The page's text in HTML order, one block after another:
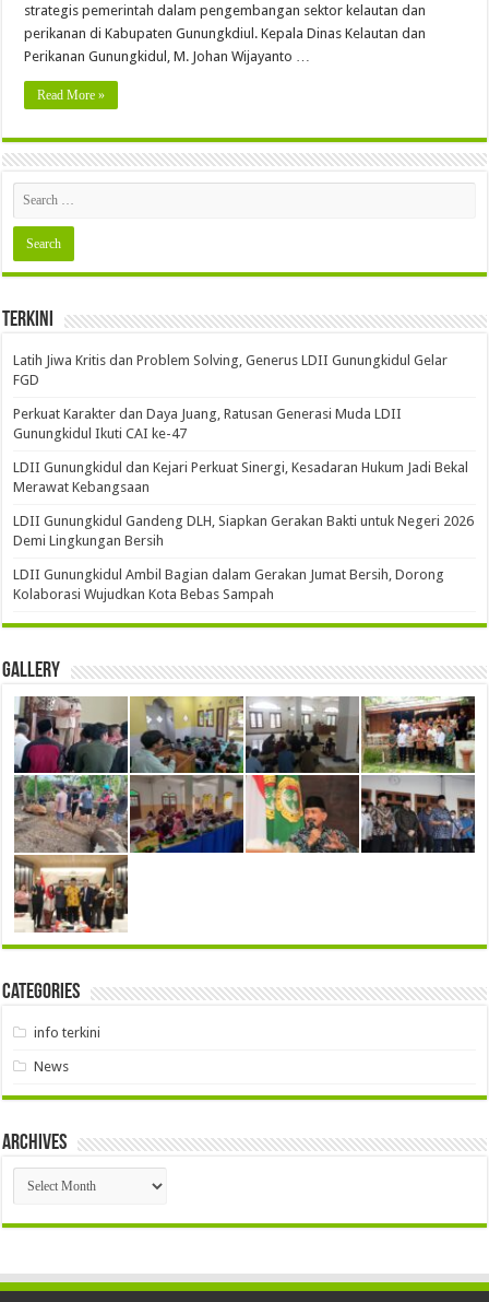
strategis pemerintah dalam pengembangan sektor kelautan dan
perikanan di Kabupaten Gunungkdiul. Kepala Dinas Kelautan dan
Perikanan Gunungkidul, M. Johan Wijayanto …
Read More »
Terkini
Latih Jiwa Kritis dan Problem Solving, Generus LDII Gunungkidul Gelar
FGD
Perkuat Karakter dan Daya Juang, Ratusan Generasi Muda LDII
Gunungkidul Ikuti CAI ke-47
LDII Gunungkidul dan Kejari Perkuat Sinergi, Kesadaran Hukum Jadi Bekal
Merawat Kebangsaan
LDII Gunungkidul Gandeng DLH, Siapkan Gerakan Bakti untuk Negeri 2026
Demi Lingkungan Bersih
LDII Gunungkidul Ambil Bagian dalam Gerakan Jumat Bersih, Dorong
Kolaborasi Wujudkan Kota Bebas Sampah
Gallery
Categories
info terkini
News
Archives
Archives